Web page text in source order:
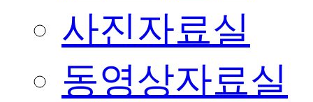
사진자료실
동영상자료실